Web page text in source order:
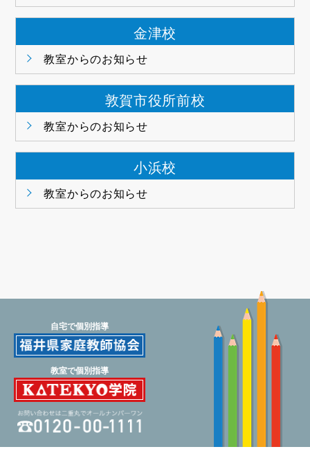
金津校
教室からのお知らせ
敦賀市役所前校
教室からのお知らせ
小浜校
教室からのお知らせ
自宅で個別指導
教室で個別指導